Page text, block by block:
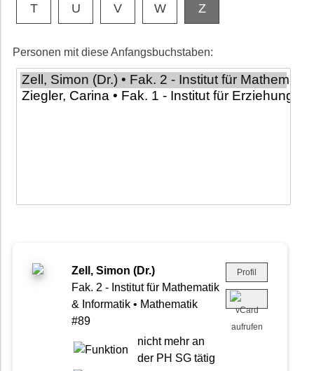
T U V W Z
Personen mit diese Anfangsbuchstaben:
Zell, Simon (Dr.)
Fak. 2 - Institut für Mathematik
& Informatik • Mathematik
#89
nicht mehr an
der PH SG tätig
Profil